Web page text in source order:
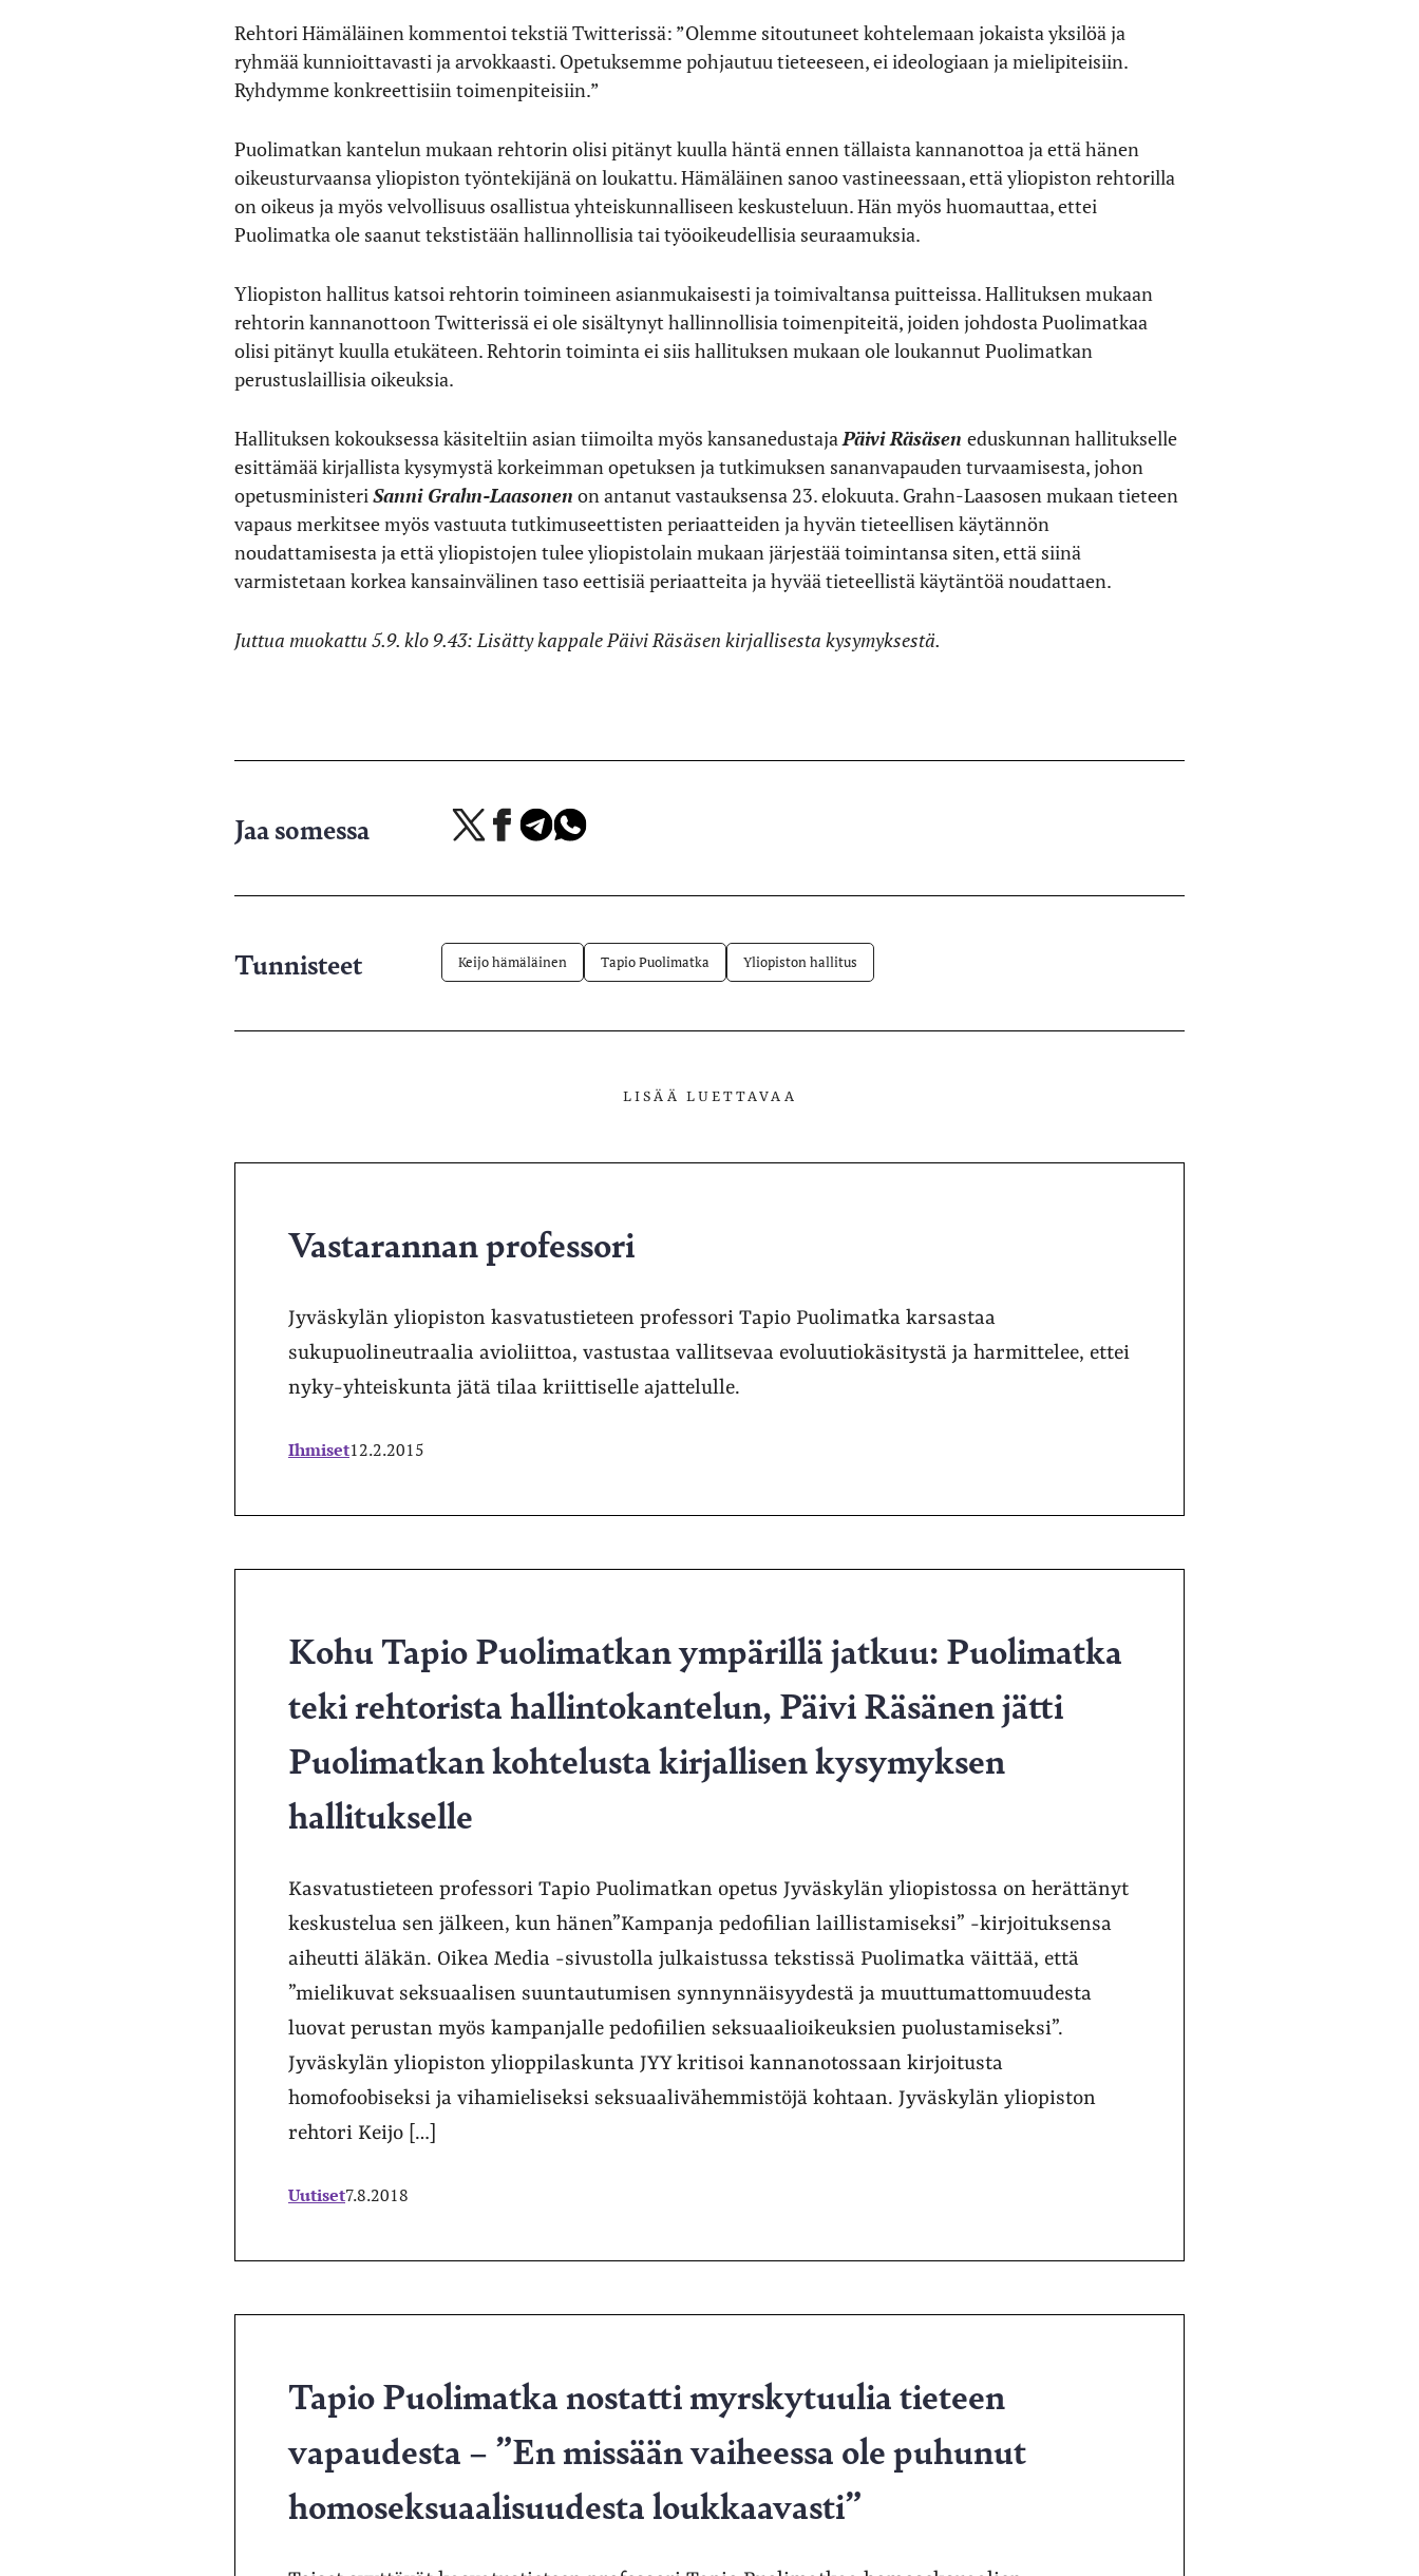
Rehtori Hämäläinen kommentoi tekstiä Twitterissä: ”Olemme sitoutuneet kohtelemaan jokaista yksilöä ja
ryhmää kunnioittavasti ja arvokkaasti. Opetuksemme pohjautuu tieteeseen, ei ideologiaan ja mielipiteisiin.
Ryhdymme konkreettisiin toimenpiteisiin.”
Puolimatkan kantelun mukaan rehtorin olisi pitänyt kuulla häntä ennen tällaista kannanottoa ja että hänen
oikeusturvaansa yliopiston työntekijänä on loukattu. Hämäläinen sanoo vastineessaan, että yliopiston rehtorilla
on oikeus ja myös velvollisuus osallistua yhteiskunnalliseen keskusteluun. Hän myös huomauttaa, ettei
Puolimatka ole saanut tekstistään hallinnollisia tai työoikeudellisia seuraamuksia.
Yliopiston hallitus katsoi rehtorin toimineen asianmukaisesti ja toimivaltansa puitteissa.Hallituksen mukaan
rehtorin kannanottoon Twitterissä ei ole sisältynyt hallinnollisia toimenpiteitä, joiden johdosta Puolimatkaa
olisi pitänyt kuulla etukäteen. Rehtorin toiminta ei siis hallituksen mukaan ole loukannut Puolimatkan
perustuslaillisia oikeuksia.
Hallituksen kokouksessa käsiteltiin asian tiimoilta myös kansanedustajaPäivi Räsäsen eduskunnan hallitukselle
esittämää kirjallista kysymystä korkeimman opetuksen ja tutkimuksen sananvapauden turvaamisesta, johon
opetusministeriSanni Grahn-Laasonen on antanut vastauksensa 23. elokuuta. Grahn-Laasosen mukaan tieteen
vapaus merkitsee myös vastuuta tutkimuseettisten periaatteiden ja hyvän tieteellisen käytännön
noudattamisesta ja että yliopistojen tulee yliopistolain mukaan järjestää toimintansa siten, että siinä
varmistetaan korkea kansainvälinen taso eettisiä periaatteita ja hyvää tieteellistä käytäntöä noudattaen.
Juttua muokattu 5.9. klo 9.43: Lisätty kappale Päivi Räsäsen kirjallisesta kysymyksestä.
Jaa somessa
Jaa
palvelussa
Jaa Jaa Jaa
Tunnisteet Keijo hämäläinen Tapio Puolimatka Yliopiston hallitus
LISÄÄ LUETTAVAA
Vastarannan professori
Jyväskylän yliopiston kasvatustieteen professori Tapio Puolimatka karsastaa
sukupuolineutraalia avioliittoa, vastustaa vallitsevaa evoluutiokäsitystä ja harmittelee, ettei
nyky-yhteiskunta jätä tilaa kriittiselle ajattelulle.
Ihmiset12.2.2015
Kohu Tapio Puolimatkan ympärillä jatkuu: Puolimatka
teki rehtorista hallintokantelun, Päivi Räsänen jätti
Puolimatkan kohtelusta kirjallisen kysymyksen
hallitukselle
Kasvatustieteen professori Tapio Puolimatkan opetus Jyväskylän yliopistossa on herättänyt
keskustelua sen jälkeen, kun hänen”Kampanja pedofilian laillistamiseksi” -kirjoituksensa
aiheutti äläkän. Oikea Media -sivustolla julkaistussa tekstissä Puolimatka väittää, että
”mielikuvat seksuaalisen suuntautumisen synnynnäisyydestä ja muuttumattomuudesta
luovat perustan myös kampanjalle pedofiilien seksuaalioikeuksien puolustamiseksi”.
Jyväskylän yliopiston ylioppilaskunta JYY kritisoi kannanotossaan kirjoitusta
homofoobiseksi ja vihamieliseksi seksuaalivähemmistöjä kohtaan. Jyväskylän yliopiston
rehtori Keijo […]
Uutiset7.8.2018
Tapio Puolimatka nostatti myrskytuulia tieteen
vapaudesta – ”En missään vaiheessa ole puhunut
homoseksuaalisuudesta loukkaavasti”